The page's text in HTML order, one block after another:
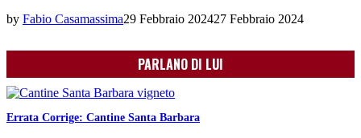
by Fabio Casamassima29 Febbraio 202427 Febbraio 2024
PARLANO DI LUI
Errata Corrige: Cantine Santa Barbara